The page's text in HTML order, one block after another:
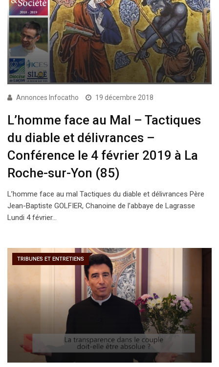
Annonces Infocatho 19 décembre 2018
L’homme face au Mal – Tactiques
du diable et délivrances –
Conférence le 4 février 2019 à La
Roche-sur-Yon (85)
L’homme face au mal Tactiques du diable et délivrances Père
Jean-Baptiste GOLFIER, Chanoine de l’abbaye de Lagrasse
Lundi 4 février…
TRIBUNES ET ENTRETIENS